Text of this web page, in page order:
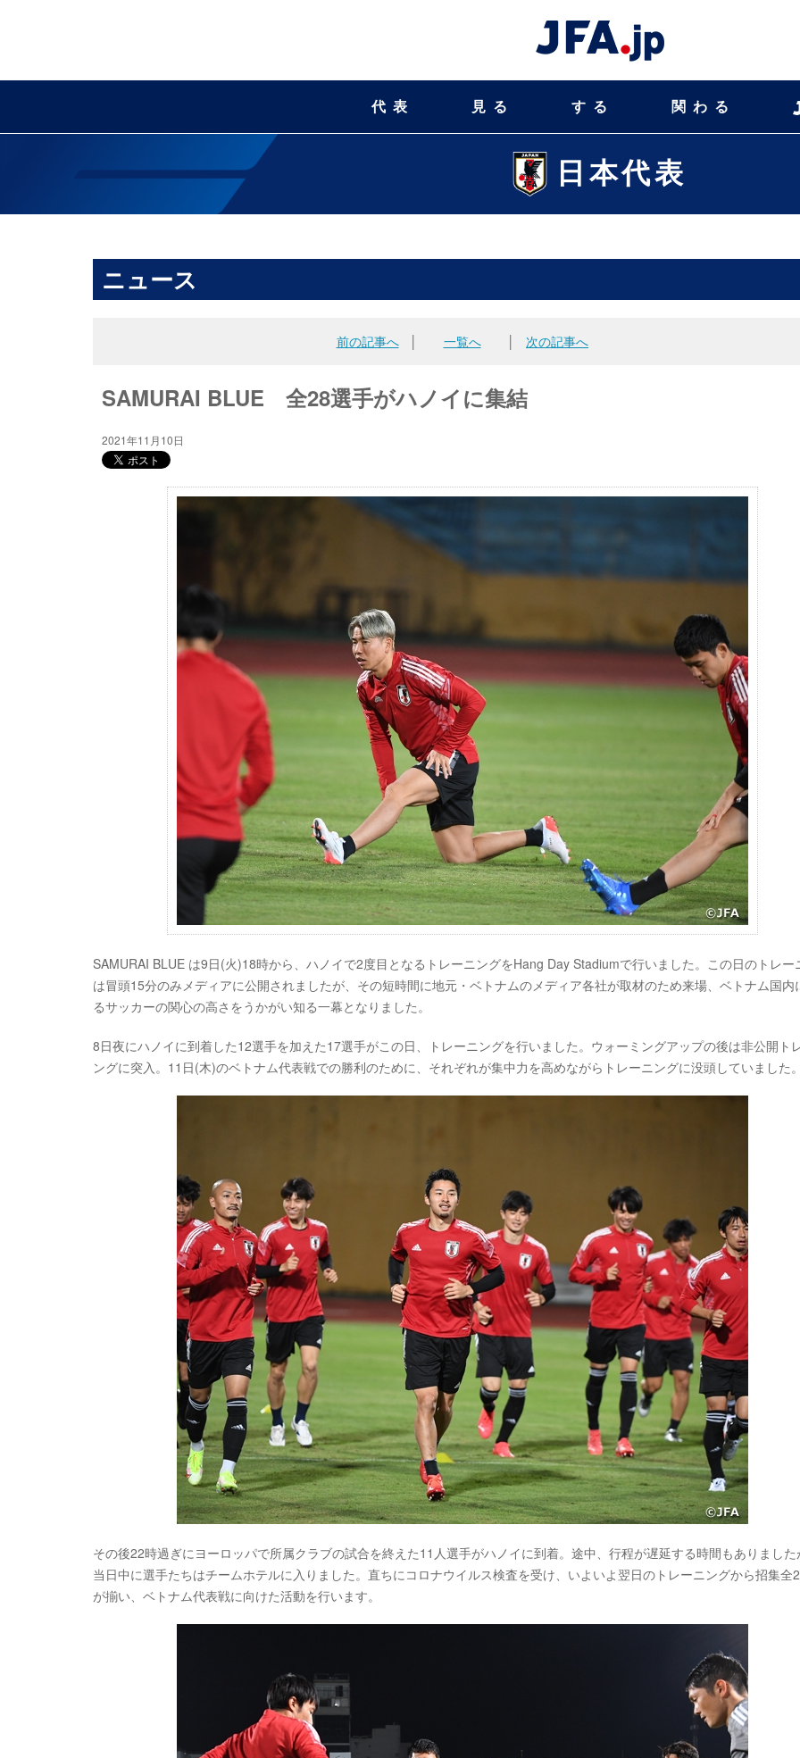
代表 見る する 関わる
日本代表
ニュース
前の記事へ│ 一覧へ 次の記事へ
SAMURAI BLUE 全28選手がハノイに集結
2021年11月10日
SAMURAI BLUE は9日(火)18時から、ハノイで2度目となるトレーニングをHang Day Stadiumで行いました。この日のトレー
は冒頭15分のみメディアに公開されましたが、その短時間に地元・ベトナムのメディア各社が取材のため来場、ベトナム国内
るサッカーの関心の高さをうかがい知る一幕となりました。
8日夜にハノイに到着した12選手を加えた17選手がこの日、トレーニングを行いました。ウォーミングアップの後は非公開ト
ングに突入。11日(木)のベトナム代表戦での勝利のために、それぞれが集中力を高めながらトレーニングに没頭していました。
その後22時過ぎにヨーロッパで所属クラブの試合を終えた11人選手がハノイに到着。途中、行程が遅延する時間もありました
当日中に選手たちはチームホテルに入りました。直ちにコロナウイルス検査を受け、いよいよ翌日のトレーニングから招集全
が揃い、ベトナム代表戦に向けた活動を行います。